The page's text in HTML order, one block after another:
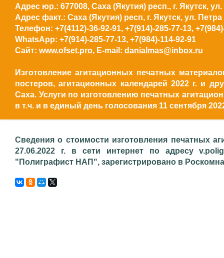
Адрес юр.: 677008, Саха (Якутия) респ., г. Якутск,
Адрес факт.: Саха (Якутия) респ, г. Якутск, ул.
Телефон: +7(4112)-36-92-91, +7(914)-285-77-13,
WhatsApp: +7(914)-285-77-13, +7(984)-114-92-91
Сайт: www.ofset.pro, E-mail: danialmas@inbox.ru
Изготовление агитационных печатных
постеров, агитационных календарей 2022 г. и
Саха. Услуги по изготовлению печатных
в т.ч. и в единый день голосования 11 сентября
Сведения о стоимости изготовления печатных
27.06.2022 г. в сети интернет по адресу
"Полиграфист НАП", зарегистрировано в